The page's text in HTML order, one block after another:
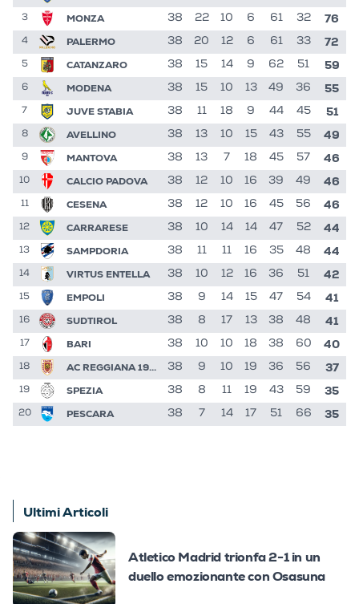
3 MONZA 38 22 10 6 61 32 76
4 PALERMO 38 20 12 6 61 33 72
5 CATANZARO 38 15 14 9 62 51 59
6 MODENA 38 15 10 13 49 36 55
7 JUVE STABIA 38 11 18 9 44 45 51
8 AVELLINO 38 13 10 15 43 55 49
9 MANTOVA 38 13 7 18 45 57 46
10 CALCIO PADOVA 38 12 10 16 39 49 46
11 CESENA 38 12 10 16 45 56 46
12 CARRARESE 38 10 14 14 47 52 44
13 SAMPDORIA 38 11 11 16 35 48 44
14 VIRTUS ENTELLA 38 10 12 16 36 51 42
15 EMPOLI 38 9 14 15 47 54 41
16 SUDTIROL 38 8 17 13 38 48 41
17 BARI 38 10 10 18 38 60 40
18 AC REGGIANA 1919 38 9 10 19 36 56 37
19 SPEZIA 38 8 11 19 43 59 35
20 PESCARA 38 7 14 17 51 66 35
Ultimi Articoli
Atletico Madrid trionfa 2-1 in un
duello emozionante con Osasuna